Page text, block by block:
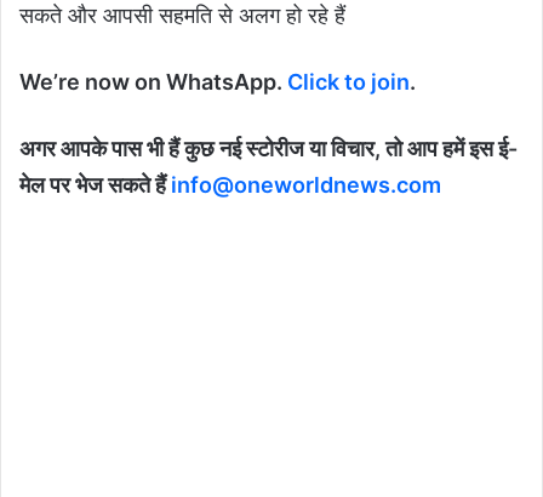
सकते और आपसी सहमति से अलग हो रहे हैं
We’re now on WhatsApp. Click to join.
अगर आपके पास भी हैं कुछ नई स्टोरीज या विचार, तो आप हमें इस ई-
मेल पर भेज सकते हैंinfo@oneworldnews.com